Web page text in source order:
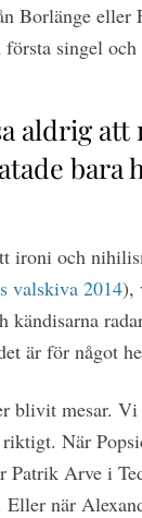
Borlänge
singel
aldrig
bara
ironi och
valskiva 2014),
kändisarna
är för något
blivit mesar.
När
Patrik Arve i
Eller när